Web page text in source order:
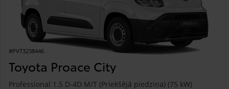
#PVT3238446
Toyota Proace City
Professional 1.5 D-4D M/T (Priekšējā piedziņa) (75 kW)